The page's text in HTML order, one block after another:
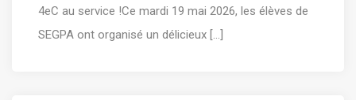
4eC au service !Ce mardi 19 mai 2026, les élèves de
SEGPA ont organisé un délicieux [...]